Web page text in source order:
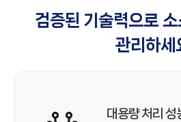
검증된 기술력으로
관리하세
대용량 처리 성